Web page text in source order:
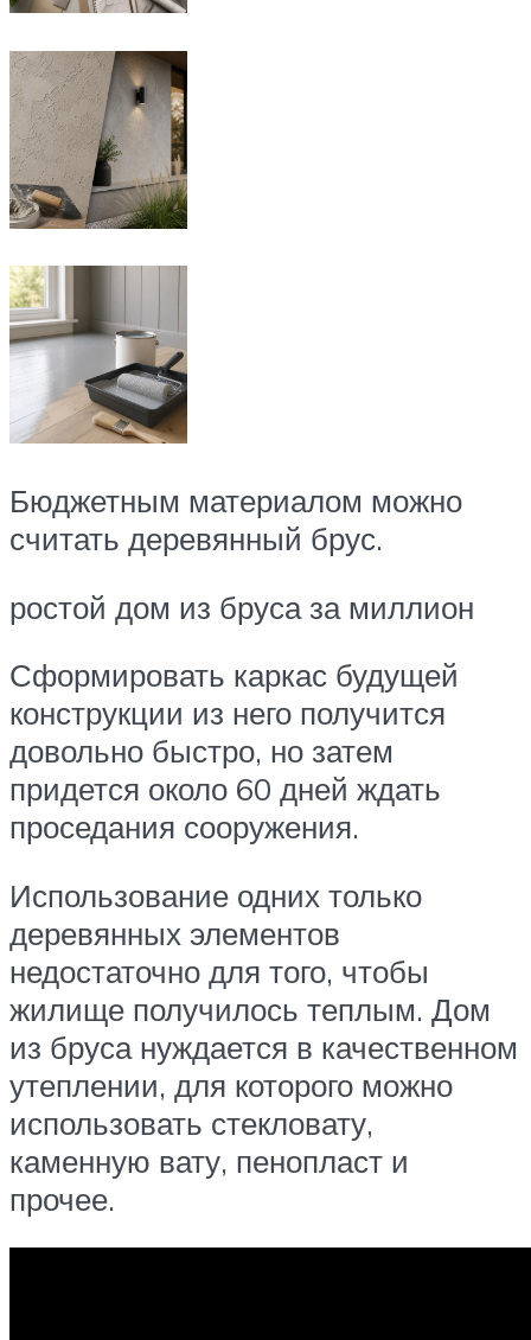
Бюджетным материалом можно
считать деревянный брус.
ростой дом из бруса за миллион
Сформировать каркас будущей
конструкции из него получится
довольно быстро, но затем
придется около 60 дней ждать
проседания сооружения.
Использование одних только
деревянных элементов
недостаточно для того, чтобы
жилище получилось теплым. Дом
из бруса нуждается в качественном
утеплении, для которого можно
использовать стекловату,
каменную вату, пенопласт и
прочее.